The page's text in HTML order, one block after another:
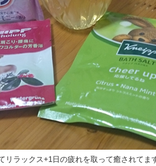
リラックス+1日の疲れを取って癒されてま